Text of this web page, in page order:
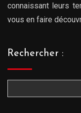
connaissant leurs
vous en faire
Rechercher :